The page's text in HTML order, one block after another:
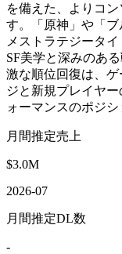
を備えた、よりコ
す。「原神」や「
メストラテジータ
SF美学と深みのあ
激な順位回復は、
ジと新規プレイヤ
ォーマンスのポジ
月間推定売上
$3.0M
2026-07
月間推定DL数
-